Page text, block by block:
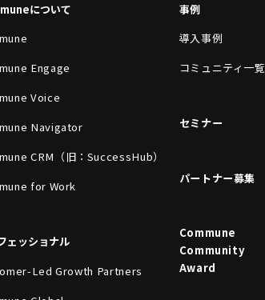
について
Engage
Voice
Navigator
CRM（旧：SuccessHub）
for Work
ェッショナル
Led Growth Partners
事例
導入事例
コミュニティ一覧
セミナー
パートナー募集
Commune
Community
Award